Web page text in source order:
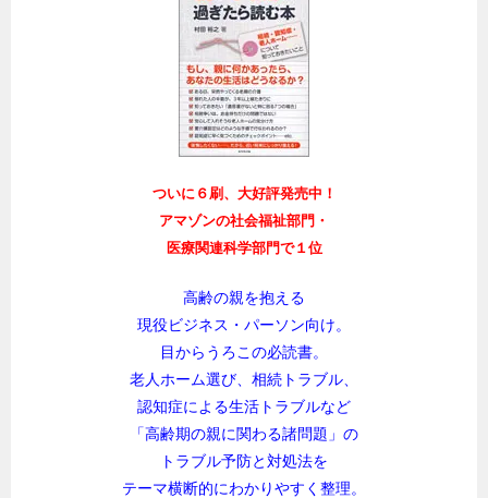
ついに６刷、大好評発売中！
アマゾンの社会福祉部門・
医療関連科学部門で１位
高齢の親を抱える
現役ビジネス・パーソン向け。
目からうろこの必読書。
老人ホーム選び、相続トラブル、
認知症による生活トラブルなど
「高齢期の親に関わる諸問題」の
トラブル予防と対処法を
テーマ横断的にわかりやすく整理。